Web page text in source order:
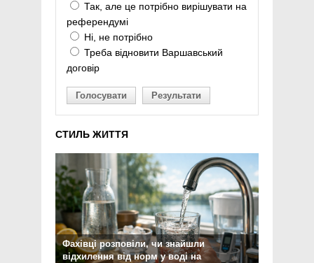
Так, але це потрібно вирішувати на
референдумі
Ні, не потрібно
Треба відновити Варшавський
договір
Голосувати Результати
СТИЛЬ ЖИТТЯ
Фахівці розповіли, чи знайшли
відхилення від норм у воді на